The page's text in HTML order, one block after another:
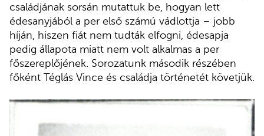
családjának sorsán mutattuk be, hogyan lett
édesanyjából a per első számú vádlottja – jobb
híján, hiszen fiát nem tudták elfogni, édesapja
pedig állapota miatt nem volt alkalmas a per
főszereplőjének. Sorozatunk második részében
főként Téglás Vince és családja történetét követjük.